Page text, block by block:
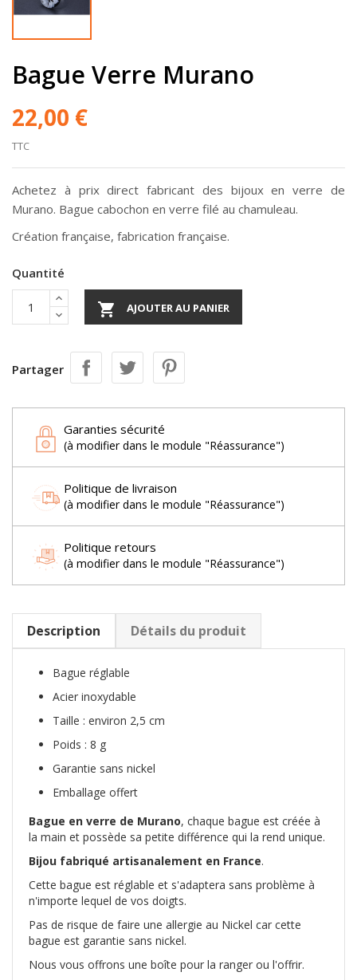
Bague Verre Murano
22,00 €
TTC
Achetez à prix direct fabricant des bijoux en verre de
Murano. Bague cabochon en verre filé au chamuleau.
Création française, fabrication française.
Quantité
 AJOUTER AU PANIER
Partager
Garanties sécurité
(à modifier dans le module "Réassurance")
Politique de livraison
(à modifier dans le module "Réassurance")
Politique retours
(à modifier dans le module "Réassurance")
Description Détails du produit
Bague réglable
Acier inoxydable
Taille : environ 2,5 cm
Poids : 8 g
Garantie sans nickel
Emballage offert
Bague en verre de Murano, chaque bague est créée à
la main et possède sa petite différence qui la rend unique.
Bijou fabriqué artisanalement en France.
Cette bague est réglable et s'adaptera sans problème à
n'importe lequel de vos doigts.
Pas de risque de faire une allergie au Nickel car cette
bague est garantie sans nickel.
Nous vous offrons une boîte pour la ranger ou l'offrir.